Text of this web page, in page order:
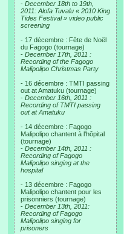
- December 18th to 19th,
2011: Alofa Tuvalu « 2010 King
Tides Festival » video public
screening
- 17 décembre : Fête de Noël
du Fagogo (tournage)
- December 17th, 2011 :
Recording of the Fagogo
Malipolipo Christmas Party
- 16 décembre : TMTI passing
out at Amatuku (tournage)
- December 16th, 2011 :
Recording of TMTI passing
out at Amatuku
- 14 décembre : Fagogo
Malipolipo chantent à l'hôpital
(tournage)
- December 14th, 2011 :
Recording of Fagogo
Malipolipo singing at the
hospital
- 13 décembre : Fagogo
Malipolipo chantent pour les
prisonniers (tournage)
- December 13th, 2011:
Recording of Fagogo
Malipolipo singing for
prisoners